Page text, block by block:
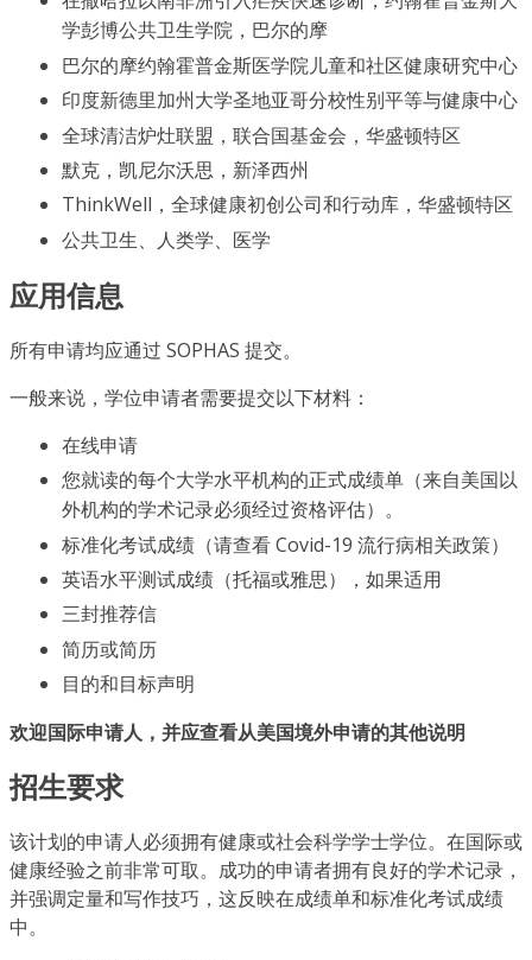
学彭博公共卫生学院，巴尔的摩
巴尔的摩约翰霍普金斯医学院儿童和社区健康研究中心
印度新德里加州大学圣地亚哥分校性别平等与健康中心
全球清洁炉灶联盟，联合国基金会，华盛顿特区
默克，凯尼尔沃思，新泽西州
ThinkWell，全球健康初创公司和行动库，华盛顿特区
公共卫生、人类学、医学
应用信息
所有申请均应通过 SOPHAS 提交。
一般来说，学位申请者需要提交以下材料：
在线申请
您就读的每个大学水平机构的正式成绩单（来自美国以
外机构的学术记录必须经过资格评估）。
标准化考试成绩（请查看 Covid-19 流行病相关政策）
英语水平测试成绩（托福或雅思），如果适用
三封推荐信
简历或简历
目的和目标声明
欢迎国际申请人，并应查看从美国境外申请的其他说明
招生要求
该计划的申请人必须拥有健康或社会科学学士学位。在国际或
健康经验之前非常可取。成功的申请者拥有良好的学术记录，
并强调定量和写作技巧，这反映在成绩单和标准化考试成绩
中。